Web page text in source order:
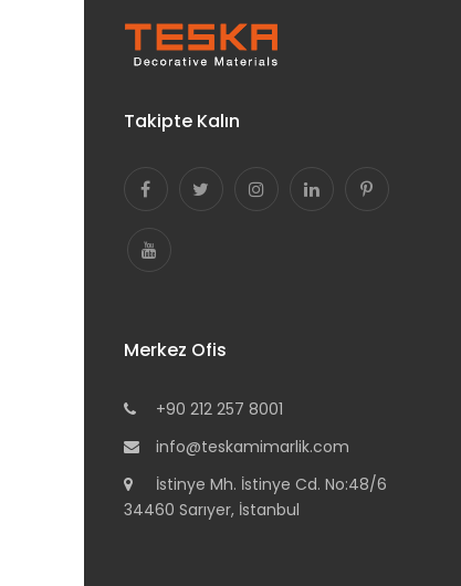
Takipte Kalın
Merkez Ofis
+90 212 257 8001
info@teskamimarlik.com
İstinye Mh. İstinye Cd. No:48/6
34460 Sarıyer, İstanbul